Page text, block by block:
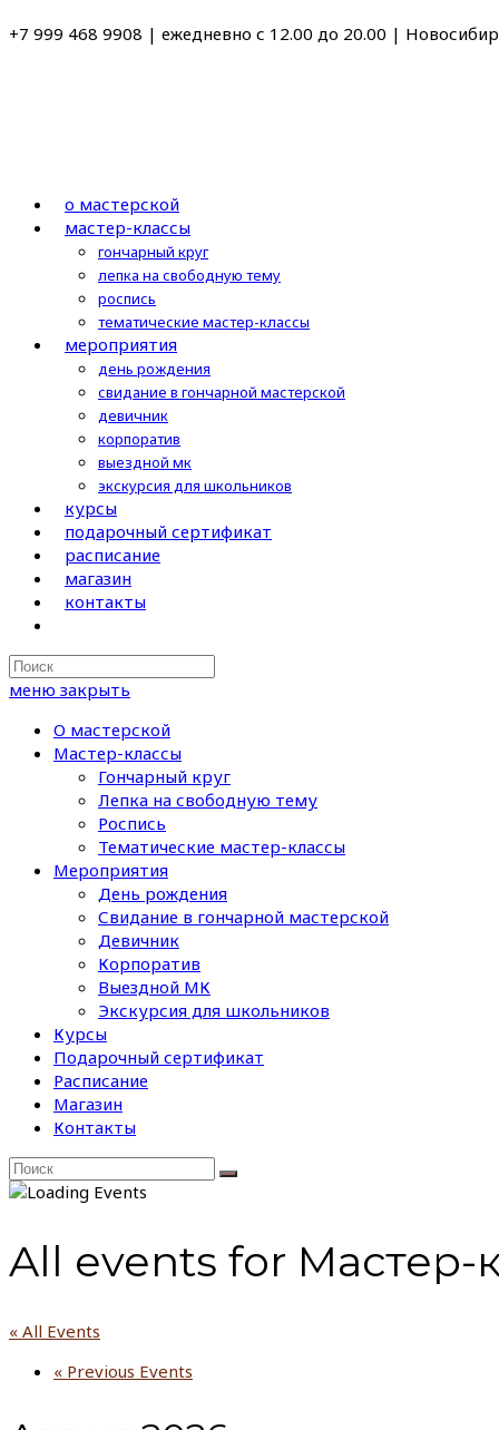
к
+7 999 468 9908 | ежедневно с 12.00 до 20.00 |
о мастерской
мастер-классы
гончарный круг
лепка на свободную тему
роспись
тематические мастер-классы
мероприятия
день рождения
свидание в гончарной мастерской
девичник
корпоратив
выездной мк
экскурсия для школьников
курсы
подарочный сертификат
расписание
магазин
контакты
Search
this
меню закрыть
О мастерской
Мастер-классы
Гончарный круг
Лепка на свободную тему
Роспись
Тематические мастер-классы
Мероприятия
День рождения
Свидание в гончарной мастерской
Девичник
Корпоратив
Выездной МК
Экскурсия для школьников
Курсы
Подарочный сертификат
Расписание
Магазин
Контакты
All events for Мастер-
« All Events
« Previous Events